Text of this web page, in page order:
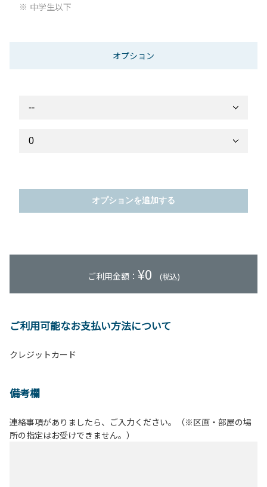
中学生以下
オプション
オプションを追加する
ご利用金額： ¥0 (税込)
ご利用可能なお支払い方法について
クレジットカード
備考欄
連絡事項がありましたら、ご入力ください。（※区画・部屋の場
所の指定はお受けできません。）